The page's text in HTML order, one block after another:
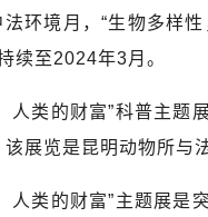
环境月，“生物多样
续至2024年3月。
人类的财富”科普主题
该展览是昆明动物所与
人类的财富”主题展是